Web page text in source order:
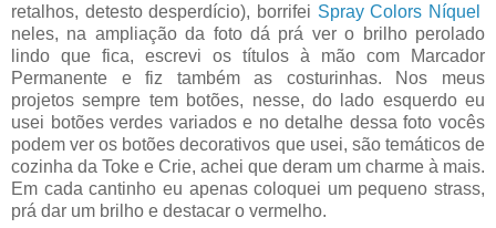
retalhos, detesto desperdício), borrifei Spray Colors Níquel
neles, na ampliação da foto dá prá ver o brilho perolado
lindo que fica, escrevi os títulos à mão com Marcador
Permanente e fiz também as costurinhas. Nos meus
projetos sempre tem botões, nesse, do lado esquerdo eu
usei botões verdes variados e no detalhe dessa foto vocês
podem ver os botões decorativos que usei, são temáticos de
cozinha da Toke e Crie, achei que deram um charme à mais.
Em cada cantinho eu apenas coloquei um pequeno strass,
prá dar um brilho e destacar o vermelho.